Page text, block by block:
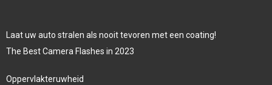
Laat uw auto stralen als nooit tevoren met een coating!
The Best Camera Flashes in 2023
Oppervlakteruwheid